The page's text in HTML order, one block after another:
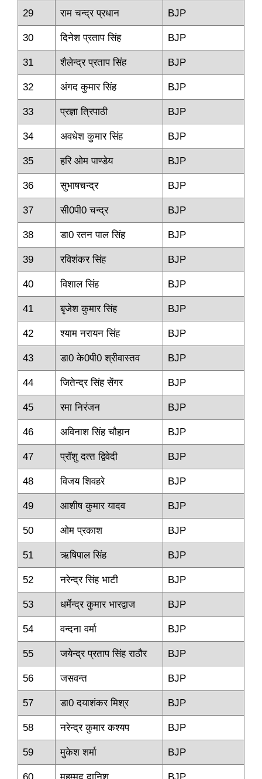
29 राम चन्‍द्र प्रधान BJP
30 दिनेश प्रताप सिंह BJP
31 शैलेन्‍द्र प्रताप सिंह BJP
32 अंगद कुमार सिंह BJP
33 प्रज्ञा त्रिपाठी BJP
34 अवधेश कुमार सिंह BJP
35 हरि ओम पाण्‍डेय BJP
36 सुभाषचन्‍द्र BJP
37 सी0पी0 चन्‍द्र BJP
38 डा0 रतन पाल सिंह BJP
39 रविशंकर सिंह BJP
40 विशाल सिंह BJP
41 बृजेश कुमार सिंह BJP
42 श्‍याम नरायन सिंह BJP
43 डा0 के0पी0 श्रीवास्‍तव BJP
44 जितेन्‍द्र सिंह सेंगर BJP
45 रमा निरंजन BJP
46 अविनाश सिंह चौहान BJP
47 प्रॉशु दत्‍त द्विवेदी BJP
48 विजय शिवहरे BJP
49 आशीष कुमार यादव BJP
50 ओम प्रकाश BJP
51 ऋषिपाल सिंह BJP
52 नरेन्‍द्र सिंह भाटी BJP
53 धर्मेन्‍द्र कुमार भारद्वाज BJP
54 वन्‍दना वर्मा BJP
55 जयेन्‍द्र प्रताप सिंह राठौर BJP
56 जसवन्‍त BJP
57 डा0 दयाशंकर मिश्र BJP
58 नरेन्‍द्र कुमार कश्‍यप BJP
59 मुकेश शर्मा BJP